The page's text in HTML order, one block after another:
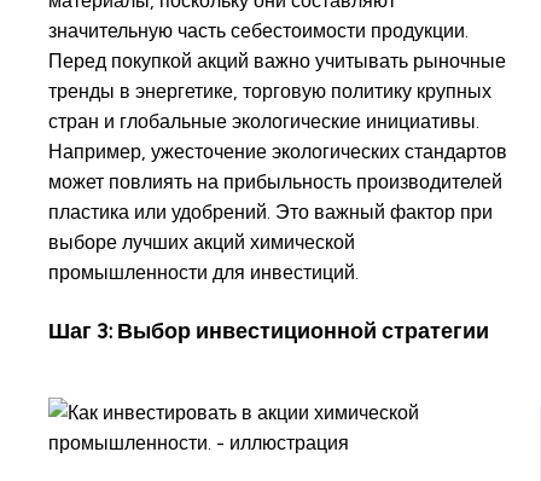
значительную часть себестоимости продукции.
Перед покупкой акций важно учитывать рыночные
тренды в энергетике, торговую политику крупных
стран и глобальные экологические инициативы.
Например, ужесточение экологических стандартов
может повлиять на прибыльность производителей
пластика или удобрений. Это важный фактор при
выборе лучших акций химической
промышленности для инвестиций.
Шаг 3: Выбор инвестиционной стратегии